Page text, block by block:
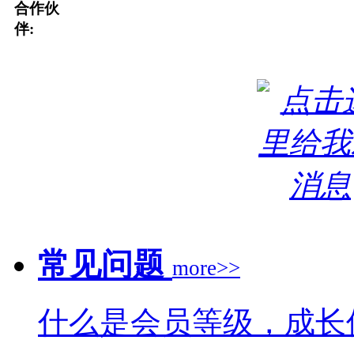
合作伙
伴:
常见问题 more>>
什么是会员等级，成长